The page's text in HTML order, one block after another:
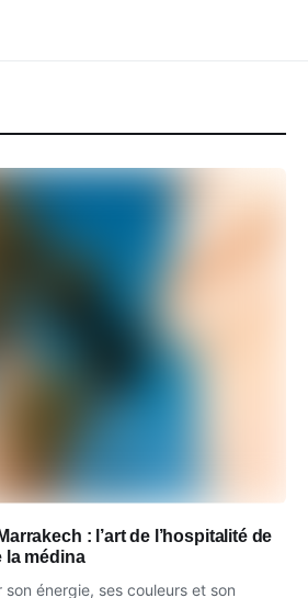
: l’art de l’hospitalité de
médina
énergie, ses couleurs et son